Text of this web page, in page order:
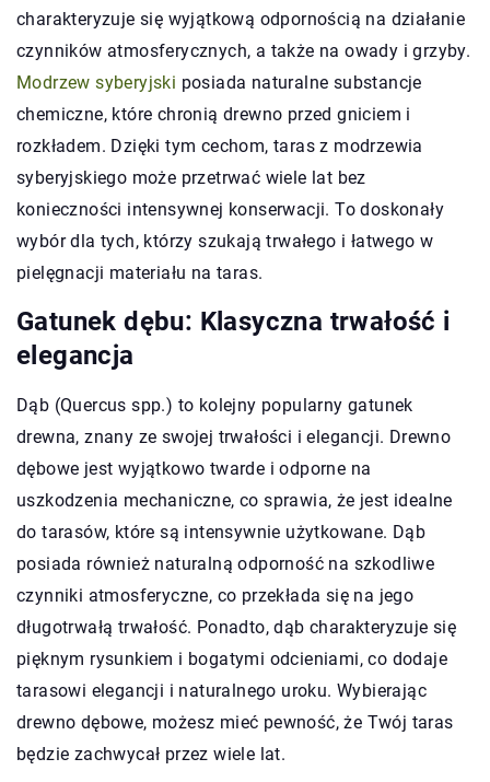
charakteryzuje się wyjątkową odpornością na działanie
czynników atmosferycznych, a także na owady i grzyby.
Modrzew syberyjski posiada naturalne substancje
chemiczne, które chronią drewno przed gniciem i
rozkładem. Dzięki tym cechom, taras z modrzewia
syberyjskiego może przetrwać wiele lat bez
konieczności intensywnej konserwacji. To doskonały
wybór dla tych, którzy szukają trwałego i łatwego w
pielęgnacji materiału na taras.
Gatunek dębu: Klasyczna trwałość i
elegancja
Dąb (Quercus spp.) to kolejny popularny gatunek
drewna, znany ze swojej trwałości i elegancji. Drewno
dębowe jest wyjątkowo twarde i odporne na
uszkodzenia mechaniczne, co sprawia, że jest idealne
do tarasów, które są intensywnie użytkowane. Dąb
posiada również naturalną odporność na szkodliwe
czynniki atmosferyczne, co przekłada się na jego
długotrwałą trwałość. Ponadto, dąb charakteryzuje się
pięknym rysunkiem i bogatymi odcieniami, co dodaje
tarasowi elegancji i naturalnego uroku. Wybierając
drewno dębowe, możesz mieć pewność, że Twój taras
będzie zachwycał przez wiele lat.